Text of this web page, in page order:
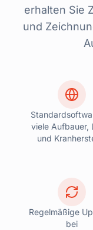
erhalten Sie
und
viele Aufbauer,
und
Regelmäßige
bei